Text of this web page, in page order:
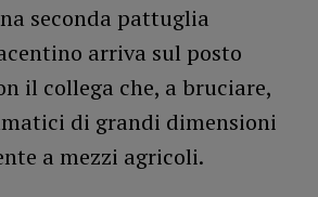
seconda pattuglia
arriva sul posto
il collega che, a bruciare,
di grandi dimensioni
a mezzi agricoli.